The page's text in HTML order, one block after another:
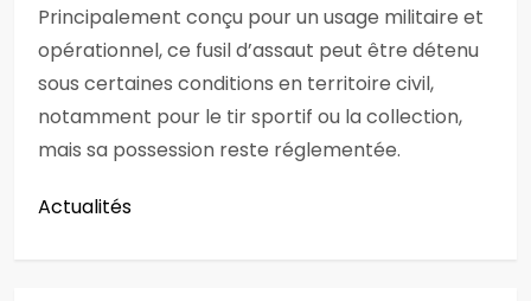
Principalement conçu pour un usage militaire et
opérationnel, ce fusil d’assaut peut être détenu
sous certaines conditions en territoire civil,
notamment pour le tir sportif ou la collection,
mais sa possession reste réglementée.
Actualités